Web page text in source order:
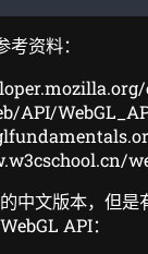
资料：
API/
中文版本，但是
API：